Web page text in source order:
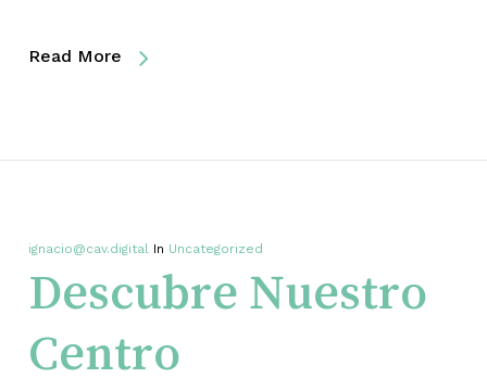
Read More
ignacio@cav.digital In Uncategorized
Descubre Nuestro
Centro